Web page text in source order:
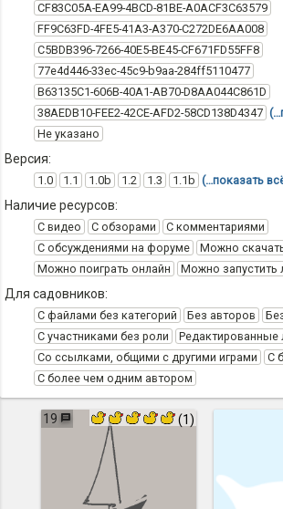
CF83C05A-EA99-4BCD-81BE-A0ACF3C63579
FF9C63FD-4FE5-41A3-A370-C272DE6AA008
C5BDB396-7266-40E5-BE45-CF671FD55FF8
77e4d446-33ec-45c9-b9aa-284ff5110477
B63135C1-606B-40A1-AB70-D8AA044C861D
38AEDB10-FEE2-42CE-AFD2-58CD138D4347
Не указано
Версия:
1.0 1.1 1.0b 1.2 1.3 1.1b (…показать
Наличие ресурсов:
С видео С обзорами
С комментариями
С обсуждениями на форуме
Можно
Можно поиграть онлайн
Можно запустить
Для садовников:
С файлами без категорий Без авторов
С участниками без роли
Со ссылками, общими с другими играми
С
С более чем одним автором
19 (1)